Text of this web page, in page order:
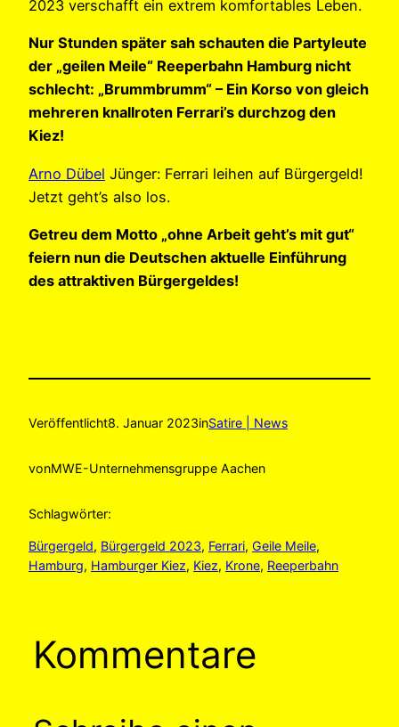
2023 verschafft ein extrem komfortables Leben.
Nur Stunden später sah schauten die Partyleute
der „geilen Meile“ Reeperbahn Hamburg nicht
schlecht: „Brummbrumm“ – Ein Korso von gleich
mehreren knallroten Ferrari’s durchzog den
Kiez!
Arno Dübel Jünger: Ferrari leihen auf Bürgergeld!
Jetzt geht’s also los.
Getreu dem Motto „ohne Arbeit geht’s mit gut“
feiern nun die Deutschen aktuelle Einführung
des attraktiven Bürgergeldes!
Veröffentlicht8. Januar 2023inSatire | News
vonMWE-Unternehmensgruppe Aachen
Schlagwörter:
Bürgergeld, Bürgergeld 2023, Ferrari, Geile Meile
Hamburg, Hamburger Kiez, Kiez, Krone, Reeperbahn
Kommentare